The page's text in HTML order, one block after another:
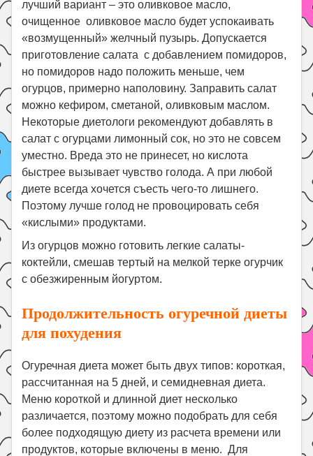
лучший вариант – это оливковое масло,
очищенное оливковое масло будет успокаивать
«возмущенный» желчный пузырь. Допускается
приготовление салата с добавлением помидоров,
но помидоров надо положить меньше, чем
огурцов, примерно наполовину. Заправить салат
можно кефиром, сметаной, оливковым маслом.
Некоторые диетологи рекомендуют добавлять в
салат с огурцами лимонный сок, но это не совсем
уместно. Вреда это не принесет, но кислота
быстрее вызывает чувство голода. А при любой
диете всегда хочется съесть чего-то лишнего.
Поэтому лучше голод не провоцировать себя
«кислыми» продуктами.
Из огурцов можно готовить легкие салаты-
коктейли, смешав тертый на мелкой терке огурчик
с обезжиренным йогуртом.
Продолжительность огуречной диеты
для похудения
Огуречная диета может быть двух типов: короткая,
рассчитанная на 5 дней, и семидневная диета.
Меню короткой и длинной диет несколько
различается, поэтому можно подобрать для себя
более подходящую диету из расчета времени или
продуктов, которые включены в меню. Для